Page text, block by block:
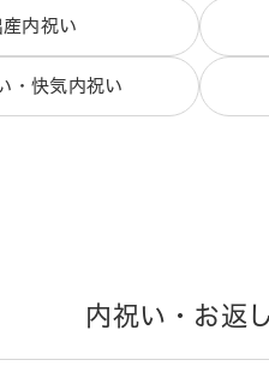
産内祝い
・快気内祝い
内祝い・お返